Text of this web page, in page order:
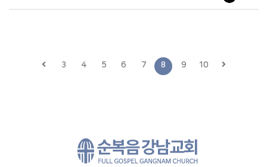
3 4 5 6 7 8 9 10